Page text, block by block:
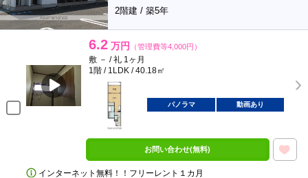
2階建 / 築5年
6.2 万円 （管理費等4,000円）
敷 － / 礼 1ヶ月
1階 / 1LDK / 40.18㎡
パノラマ 動画あり
お問い合わせ(無料)
インターネット無料！！フリーレント１カ月